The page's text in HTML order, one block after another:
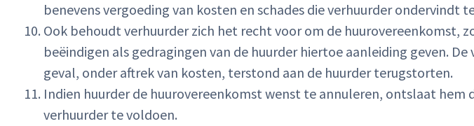
benevens vergoeding van kosten en schades die verhuurder ondervindt
Ook behoudt verhuurder zich het recht voor om de
beëindigen als gedragingen van de huurder hiertoe aanleiding geven.
geval, onder aftrek van kosten, terstond aan de huurder terugstorten.
Indien huurder de huurovereenkomst wenst te annuleren, ontslaat
verhuurder te voldoen.